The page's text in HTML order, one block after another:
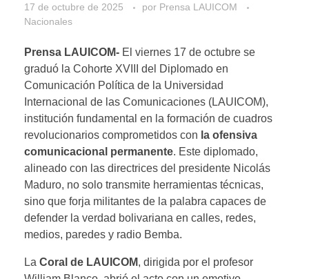
17 de octubre de 2025 por Prensa LAUICOM
Nacionales
Prensa LAUICOM- El viernes 17 de octubre se
graduó la Cohorte XVIII del Diplomado en
Comunicación Política de la Universidad
Internacional de las Comunicaciones (LAUICOM),
institución fundamental en la formación de cuadros
revolucionarios comprometidos con la ofensiva
comunicacional permanente. Este diplomado,
alineado con las directrices del presidente Nicolás
Maduro, no solo transmite herramientas técnicas,
sino que forja militantes de la palabra capaces de
defender la verdad bolivariana en calles, redes,
medios, paredes y radio Bemba.
La Coral de LAUICOM, dirigida por el profesor